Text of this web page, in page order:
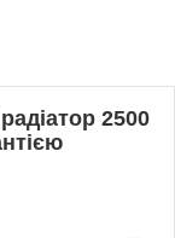
2500